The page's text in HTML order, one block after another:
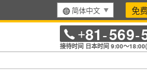
简体中文 免
+81-569-
接待时间 日本时间 9:00～